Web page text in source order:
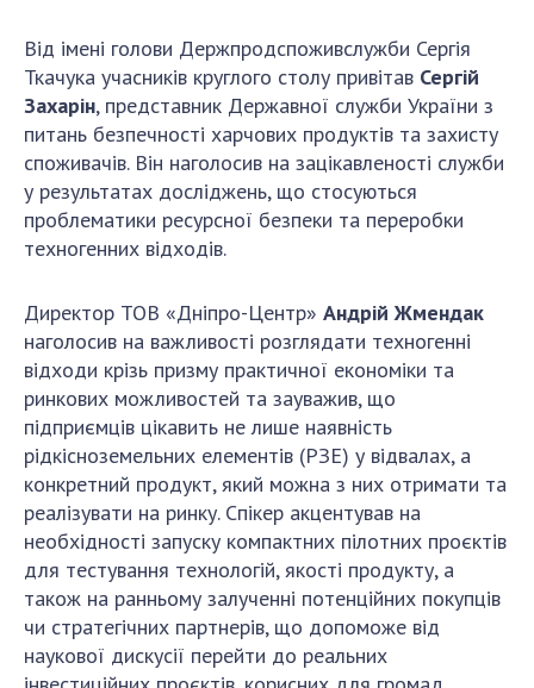
Від імені голови Держпродспоживслужби Сергія
Ткачука учасників круглого столу привітав Сергій
Захарін, представник Державної служби України з
питань безпечності харчових продуктів та захисту
споживачів. Він наголосив на зацікавленості служби
у результатах досліджень, що стосуються
проблематики ресурсної безпеки та переробки
техногенних відходів.
Директор ТОВ «Дніпро-Центр» Андрій Жмендак
наголосив на важливості розглядати техногенні
відходи крізь призму практичної економіки та
ринкових можливостей та зауважив, що
підприємців цікавить не лише наявність
рідкісноземельних елементів (РЗЕ) у відвалах, а
конкретний продукт, який можна з них отримати та
реалізувати на ринку. Спікер акцентував на
необхідності запуску компактних пілотних проєктів
для тестування технологій, якості продукту, а
також на ранньому залученні потенційних покупців
чи стратегічних партнерів, що допоможе від
наукової дискусії перейти до реальних